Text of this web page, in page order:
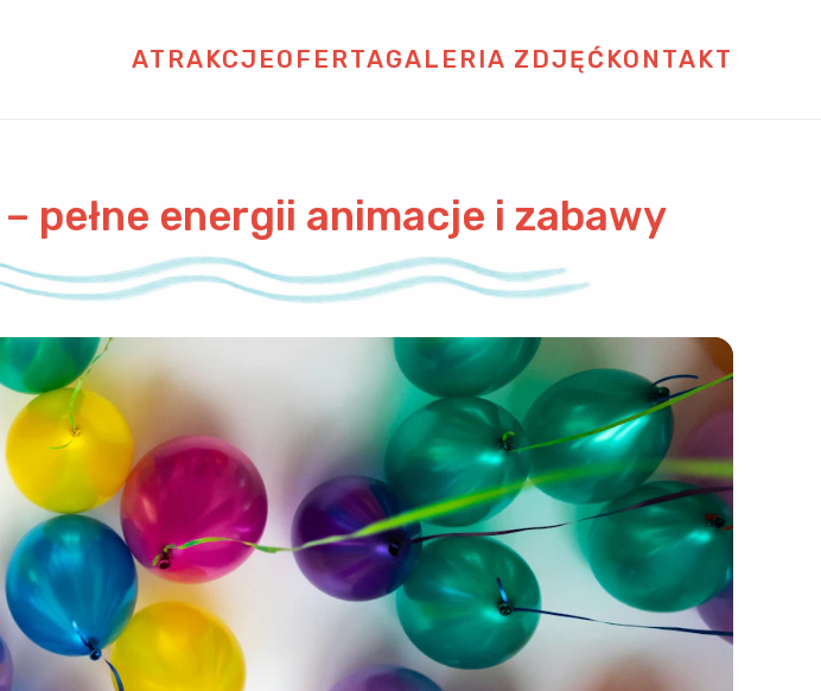
ATRAKCJEOFERTAGALERIA ZDJĘĆ KONTAKT
pełne energii animacje i zabawy